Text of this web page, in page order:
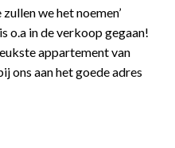
we het noemen’
o.a in de verkoop gegaan!
appartement van
ons aan het goede adres